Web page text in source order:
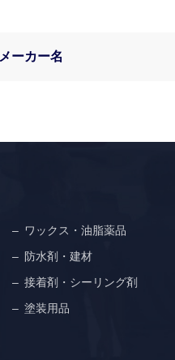
メーカー名
ワックス・油脂薬品
防水剤・建材
接着剤・シーリング剤
塗装用品